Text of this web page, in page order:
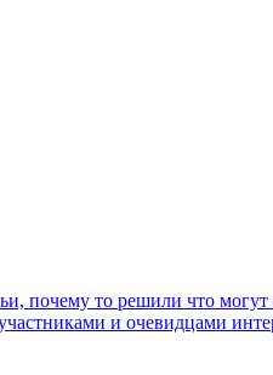
почему то решили что
и очевидцами